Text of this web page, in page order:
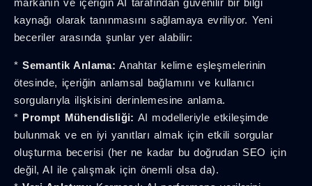
markanın ve içeriğin AI tarafından güvenilir bir bilgi
kaynağı olarak tanınmasını sağlamaya evriliyor. Yeni
beceriler arasında şunlar yer alabilir:
*Semantik Anlama: Anahtar kelime eşleşmelerinin
ötesinde, içeriğin anlamsal bağlamını ve kullanıcı
sorgularıyla ilişkisini derinlemesine anlama.
* Prompt Mühendisliği: AI modelleriyle etkileşimde
bulunmak ve en iyi yanıtları almak için etkili sorgular
oluşturma becerisi (her ne kadar bu doğrudan SEO için
değil, AI ile çalışmak için önemli olsa da).